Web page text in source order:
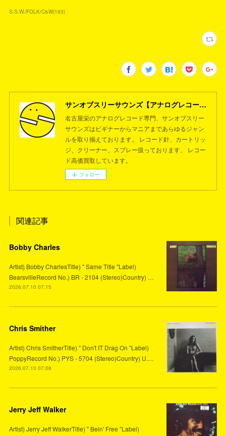
S.S.W./FOLK/C&W(193)
サンオブスリーサウンズ【アナログレコード専門店】名古屋栄
名古屋栄のアナログレコード専門、サンオブスリー
サウンズはビギナーからマニアまであらゆるジャン
ルを取り揃えております。 レコード針、カートリッ
ジ、クリーナー、スプレー扱っております。 レコー
ド高価買取しています。
フォロー
関連記事
Bobby Charles
Artist) Bobby CharlesTitle) " Same Title "Label)
BearsvilleRecord No.) BR - 2104 (Stereo)Country) …
2026.07.10 07:15
Chris Smither
Artist) Chris SmitherTitle) " Don't IT Drag On "Label)
PoppyRecord No.) PYS - 5704 (Stereo)Country) U.…
2026.07.10 07:08
Jerry Jeff Walker
Artist) Jerry Jeff WalkerTitle) " Bein' Free "Label)